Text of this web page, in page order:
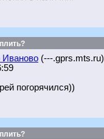
Иваново (---.gprs.mts.ru)
погорячился))